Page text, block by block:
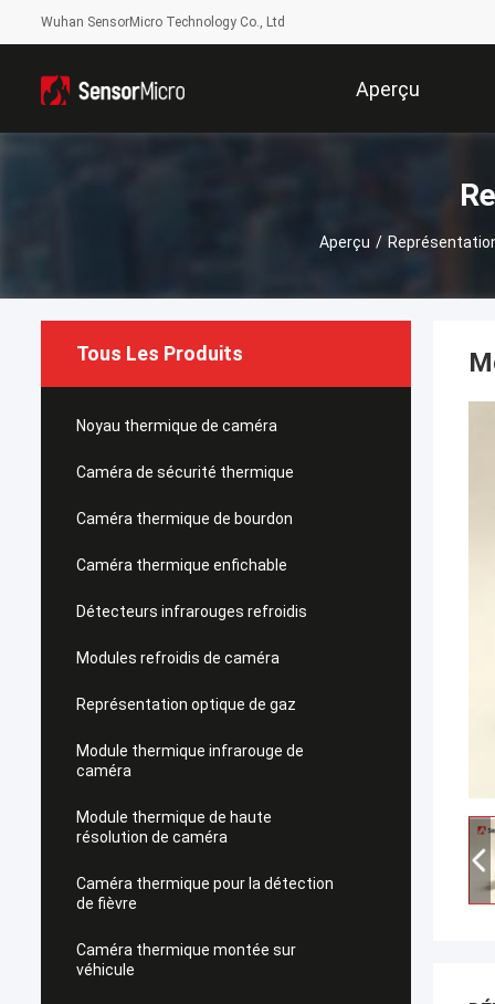
Wuhan SensorMicro Technology Co., Ltd
Aperçu
Aperçu /
Tous Les Produits
Noyau thermique de caméra
Caméra de sécurité thermique
Caméra thermique de bourdon
Caméra thermique enfichable
Détecteurs infrarouges refroidis
Modules refroidis de caméra
Représentation optique de gaz
Module thermique infrarouge de
caméra
Module thermique de haute
résolution de caméra
Caméra thermique pour la détection
de fièvre
Caméra thermique montée sur
véhicule